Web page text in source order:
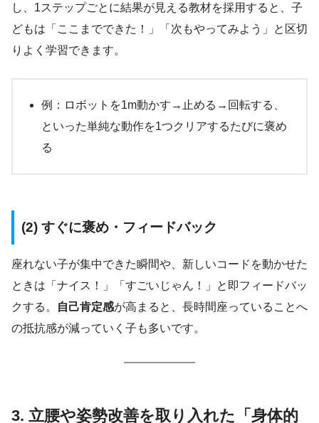
し、1ステップごとに結果が見える教材を採用すると、子
どもは「ここまでできた！」「次もやってみよう」と区切
りよく学習できます。
例：ロボットを1m動かす→止める→回転する、
といった単純な動作を1つクリアするたびに褒め
る
(2) すぐに褒め・フィードバック
座れない子が集中できた瞬間や、新しいコードを動かせた
ときは「ナイス！」「すごいじゃん！」と即フィードバッ
クする。
自己肯定感が高まると、長時間座っていることへ
の抵抗感が減っていく子も多いです。
3. 立腰や姿勢改善を取り入れた「身体的